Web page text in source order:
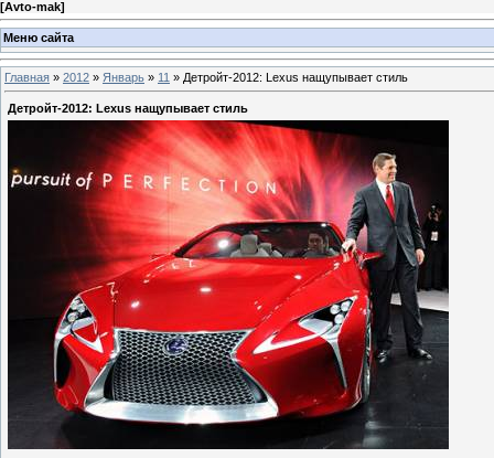
[Avto-mak]
Меню сайта
Главная » 2012 » Январь » 11 » Детройт-2012: Lexus нащупывает стиль
Детройт-2012: Lexus нащупывает стиль